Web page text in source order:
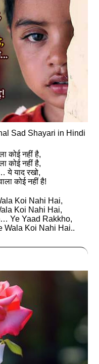
Sad Shayari in Hindi
कोई नहीं है,
कोई नहीं है,
ये याद रखो,
कोई नहीं है!
Koi Nahi Hai,
Koi Nahi Hai,
Ye Yaad Rakkho,
Wala Koi Nahi Hai..